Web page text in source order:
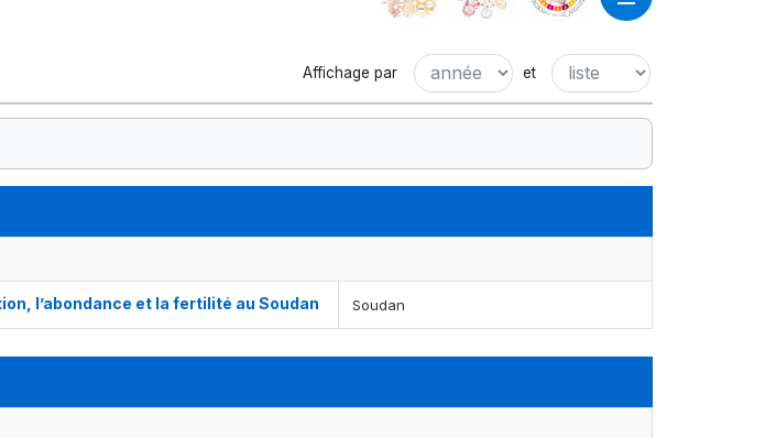
Affichage par et
l’abondance et la fertilité au Soudan Soudan